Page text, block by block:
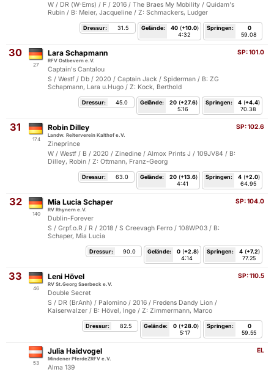
W / DR (W-Ems) / F / 2016 / The Braes My Mobility / Quidam's
Rubin / B: Meier, Jacqueline / Z: Schmackers, Ludger
Springen:
0
59.08
Gelände: 40 (+10.0)
4:32
Dressur: 31.5
30
27
SP:101.0
Lara Schapmann
RFV Ostbevern e.V.
Captain's Cantalou
S / Westf / Db / 2020 / Captain Jack / Spiderman / B: ZG
Schapmann, Lara u.Hugo / Z: Kock, Berthold
Springen: 4 (+4.4)
70.38
Gelände: 20 (+27.6)
5:16
Dressur: 45.0
31
174
SP:102.6
Robin Dilley
Landw. Reiterverein Kalthof e.V.
Zineprince
W / Westf / B / 2020 / Zinedine / Almox Prints J / 109JV84 / B:
Dilley, Robin / Z: Ottmann, Franz-Georg
Springen: 4 (+2.0)
64.95
Gelände: 20 (+13.6)
4:41
Dressur: 63.0
32
140
SP:104.0
Mia Lucia Schaper
RV Rhynern e.V.
Dublin-Forever
S / Grpf.o.R / R / 2018 / S Creevagh Ferro / 108WP03 / B:
Schaper, Mia Lucia
Springen: 4 (+7.2)
77.25
Gelände: 0 (+2.8)
4:14
Dressur: 90.0
33
46
SP:110.5
Leni Hövel
RV St.Georg Saerbeck e.V.
Double Secret
S / DR (BrAnh) / Palomino / 2016 / Fredens Dandy Lion /
Kaiserwalzer / B: Hövel, Inge / Z: Zimmermann, Marco
Springen:
0
59.55
Gelände: 0 (+28.0)
5:17
Dressur: 82.5
53
EL
Julia Haidvogel
Mindener PferdeZRFV e.V.
Alma 139